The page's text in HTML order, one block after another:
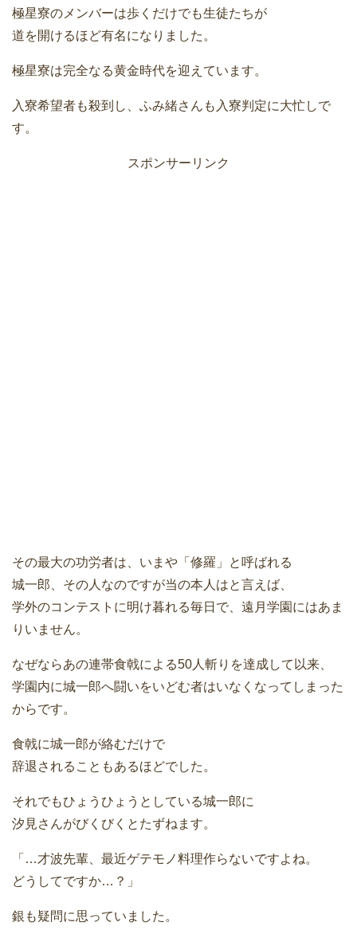
極星寮のメンバーは歩くだけでも生徒たちが
道を開けるほど有名になりました。
極星寮は完全なる黄金時代を迎えています。
入寮希望者も殺到し、ふみ緒さんも入寮判定に大忙しで
す。
スポンサーリンク
その最大の功労者は、いまや「修羅」と呼ばれる
城一郎、その人なのですが当の本人はと言えば、
学外のコンテストに明け暮れる毎日で、遠月学園にはあま
りいません。
なぜならあの連帯食戟による50人斬りを達成して以来、
学園内に城一郎へ闘いをいどむ者はいなくなってしまった
からです。
食戟に城一郎が絡むだけで
辞退されることもあるほどでした。
それでもひょうひょうとしている城一郎に
汐見さんがびくびくとたずねます。
「…才波先輩、最近ゲテモノ料理作らないですよね。
どうしてですか…？」
銀も疑問に思っていました。